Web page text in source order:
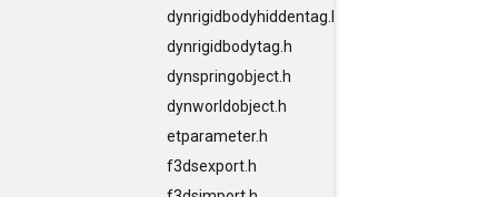
dynrigidbodyhiddentag.h
dynrigidbodytag.h
dynspringobject.h
dynworldobject.h
etparameter.h
f3dsexport.h